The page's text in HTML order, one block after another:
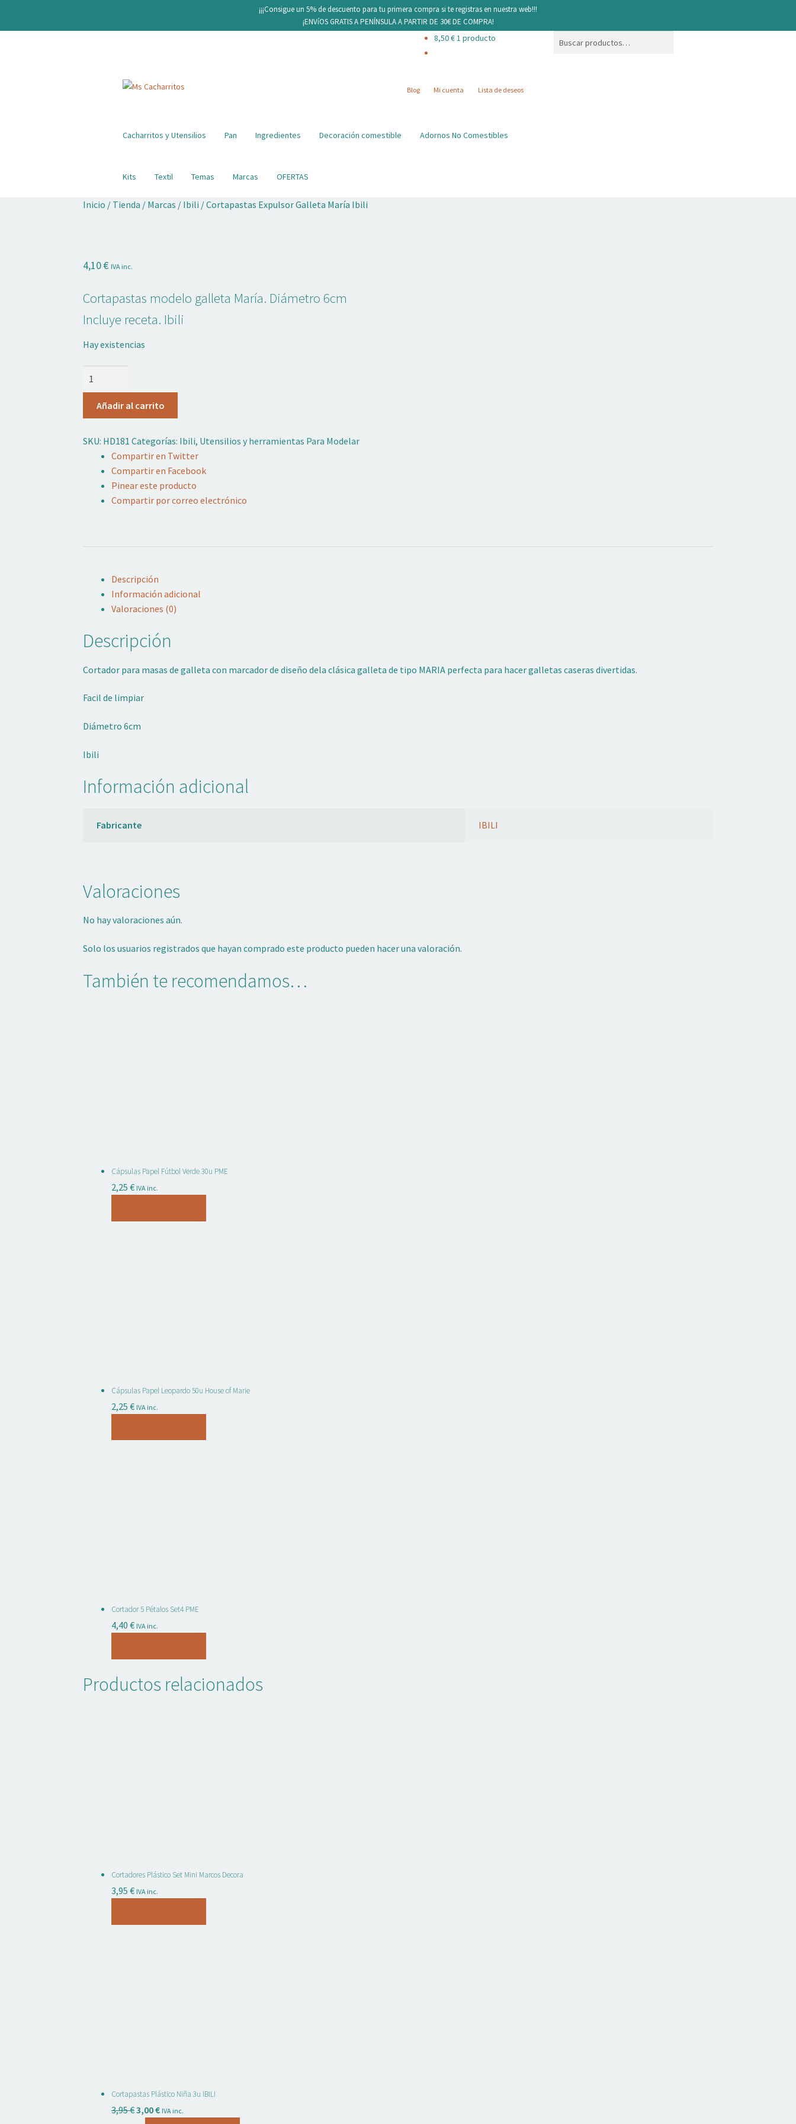
¡¡¡Consigue un 5% de descuento para tu primera compra si te registras en nuestra web!!!
¡ENVíOS GRATIS A PENÍNSULA A PARTIR DE 30€ DE COMPRA!
8,50€1 producto
navegación
Blog Mi cuenta Lista de deseos
Cacharritos y Utensilios Pan Ingredientes Decoración comestible Adornos No Comestibles
Kits Textil Temas Marcas OFERTAS
Inicio / Tienda / Marcas / Ibili /Cortapastas Expulsor Galleta María Ibili
4,10€ IVA inc.
Cortapastas modelo galleta María. Diámetro 6cm
Incluye receta. Ibili
Hay existencias
Galleta
María
cantidad
Añadir al carrito
SKU: HD181 Categorías: Ibili, Utensilios y herramientas Para Modelar
Compartir en Twitter
Compartir en Facebook
Pinear este producto
Compartir por correo electrónico
Descripción
Información adicional
Valoraciones (0)
Descripción
Cortador para masas de galleta con marcador de diseño dela clásica galleta de tipo MARIA perfecta para hacer galletas caseras divertidas.
Facil de limpiar
Diámetro 6cm
Ibili
Información adicional
Fabricante IBILI
Valoraciones
No hay valoraciones aún.
Solo los usuarios registrados que hayan comprado este producto pueden hacer una valoración.
También te recomendamos…
Cápsulas Papel Fútbol Verde 30u PME
2,25€ IVA inc.
Cápsulas Papel Leopardo 50u House of Marie
2,25€ IVA inc.
Cortador 5 Pétalos Set4 PME
4,40€ IVA inc.
Productos relacionados
Cortadores Plástico Set Mini Marcos Decora
3,95€ IVA inc.
Cortapastas Plástico Niña 3u IBILI
3,95€ El
3,00€El
IVA inc.